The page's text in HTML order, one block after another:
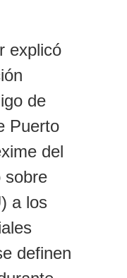
explicó
de
Puerto
del
sobre
a los
definen